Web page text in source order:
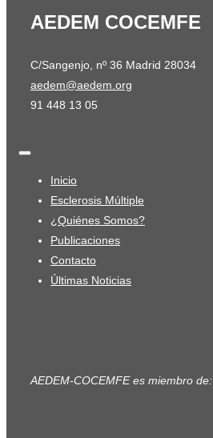
AEDEM COCEMFE
C/Sangenjo, nº 36 Madrid 28034
aedem@aedem.org
91 448 13 05
Inicio
Esclerosis Múltiple
¿Quiénes Somos?
Publicaciones
Contacto
Últimas Noticias
AEDEM-COCEMFE es miembro de: